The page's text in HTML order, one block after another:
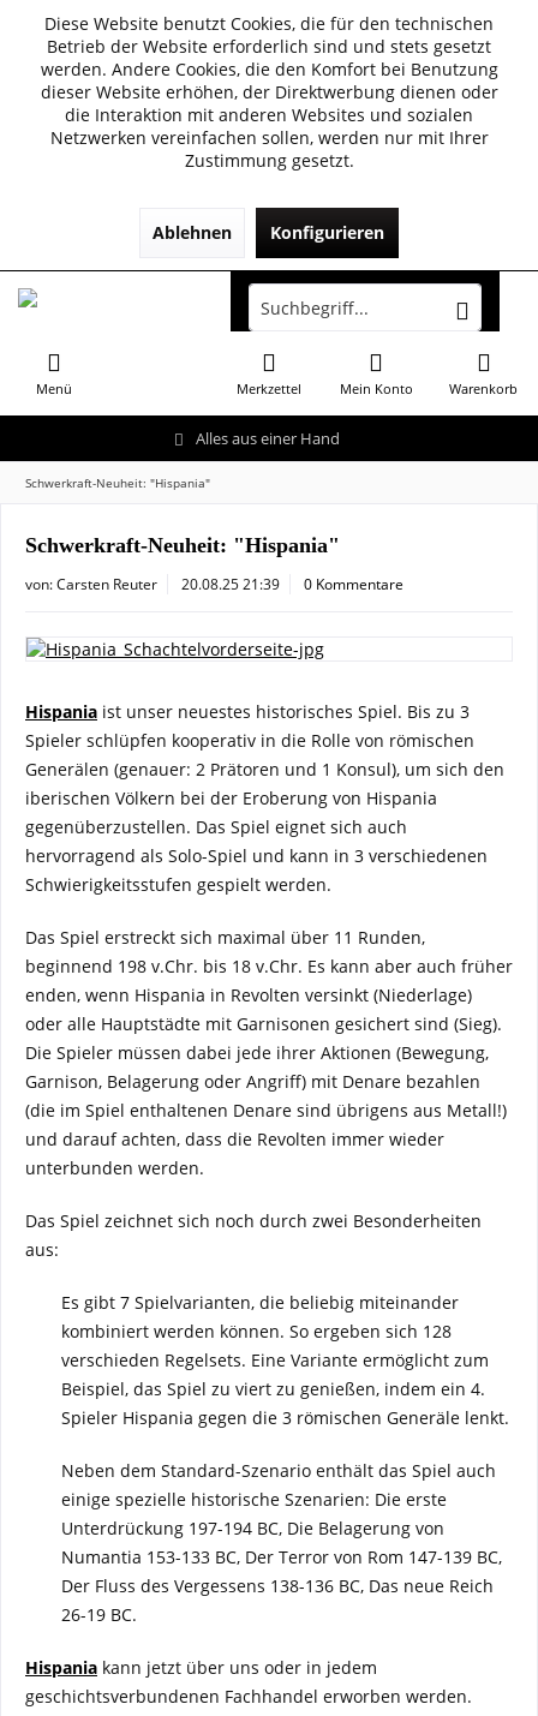
Diese Website benutzt Cookies, die für den technischen
Betrieb der Website erforderlich sind und stets gesetzt
werden. Andere Cookies, die den Komfort bei Benutzung
dieser Website erhöhen, der Direktwerbung dienen oder
die Interaktion mit anderen Websites und sozialen
Netzwerken vereinfachen sollen, werden nur mit Ihrer
Zustimmung gesetzt.
Ablehnen Konfigurieren
Alles aus einer Hand
Menü Warenkorb
Merkzettel Mein Konto
Schwerkraft-Neuheit: "Hispania"
Schwerkraft-Neuheit: "Hispania"
von:Carsten Reuter 20.08.25 21:39 0 Kommentare
Hispania ist unser neuestes historisches Spiel. Bis zu 3
Spieler schlüpfen kooperativ in die Rolle von römischen
Generälen (genauer: 2 Prätoren und 1 Konsul), um sich den
iberischen Völkern bei der Eroberung von Hispania
gegenüberzustellen. Das Spiel eignet sich auch
hervorragend als Solo-Spiel und kann in 3 verschiedenen
Schwierigkeitsstufen gespielt werden.
Das Spiel erstreckt sich maximal über 11 Runden,
beginnend 198 v.Chr. bis 18 v.Chr. Es kann aber auch früher
enden, wenn Hispania in Revolten versinkt (Niederlage)
oder alle Hauptstädte mit Garnisonen gesichert sind (Sieg).
Die Spieler müssen dabei jede ihrer Aktionen (Bewegung,
Garnison, Belagerung oder Angriff) mit Denare bezahlen
(die im Spiel enthaltenen Denare sind übrigens aus Metall!)
und darauf achten, dass die Revolten immer wieder
unterbunden werden.
Das Spiel zeichnet sich noch durch zwei Besonderheiten
aus:
Es gibt 7 Spielvarianten, die beliebig miteinander
kombiniert werden können. So ergeben sich 128
verschieden Regelsets. Eine Variante ermöglicht zum
Beispiel, das Spiel zu viert zu genießen, indem ein 4.
Spieler Hispania gegen die 3 römischen Generäle lenkt.
Neben dem Standard-Szenario enthält das Spiel auch
einige spezielle historische Szenarien: Die erste
Unterdrückung 197-194 BC, Die Belagerung von
Numantia 153-133 BC, Der Terror von Rom 147-139 BC,
Der Fluss des Vergessens 138-136 BC, Das neue Reich
26-19 BC.
Hispania kann jetzt über uns oder in jedem
geschichtsverbundenen Fachhandel erworben werden.